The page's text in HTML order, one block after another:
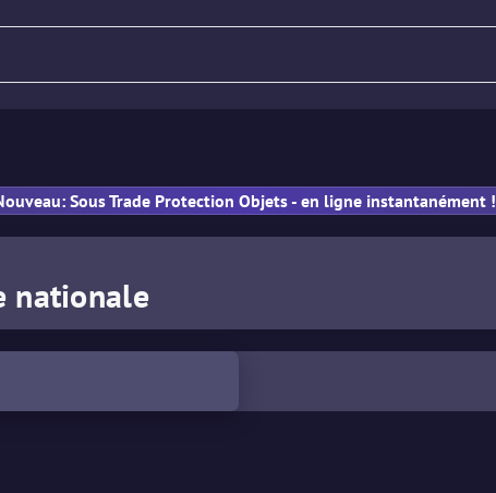
Sous Trade Protection Objets - en ligne instantanément !
nationale